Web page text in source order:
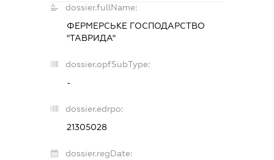
dossier.fullName:
ФЕРМЕРСЬКЕ ГОСПОДАРСТВО
"ТАВРИДА"
dossier.opfSubType:
-
dossier.edrpo:
21305028
dossier.regDate: